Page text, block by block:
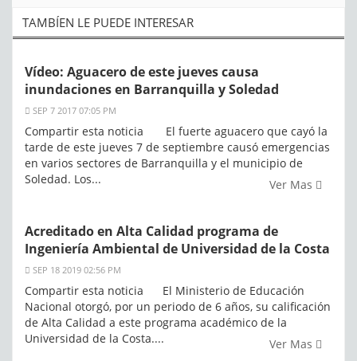
TAMBÍEN LE PUEDE INTERESAR
Vídeo: Aguacero de este jueves causa
inundaciones en Barranquilla y Soledad
SEP 7 2017 07:05 PM
Compartir esta noticia El fuerte aguacero que cayó la
tarde de este jueves 7 de septiembre causó emergencias
en varios sectores de Barranquilla y el municipio de
Soledad. Los...
Ver Mas
Acreditado en Alta Calidad programa de
Ingeniería Ambiental de Universidad de la Costa
SEP 18 2019 02:56 PM
Compartir esta noticia El Ministerio de Educación
Nacional otorgó, por un periodo de 6 años, su calificación
de Alta Calidad a este programa académico de la
Universidad de la Costa....
Ver Mas